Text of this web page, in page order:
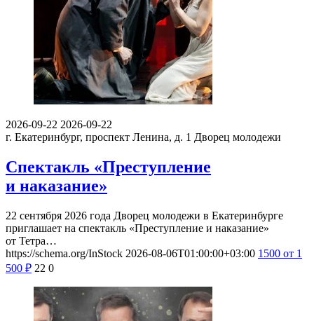
2026-09-22 2026-09-22
г. Екатеринбург, проспект Ленина, д. 1 Дворец молодежи
Спектакль «Преступление
и наказание»
22 сентября 2026 года Дворец молодежи в Екатеринбурге
приглашает на спектакль «Преступление и наказание»
от Тетра…
https://schema.org/InStock 2026-08-06T01:00:00+03:00 1500 от 1
500 ₽ 22 0